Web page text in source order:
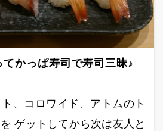
かっぱ寿司で寿司三昧♪
、コロワイド、アトムのト
ゲットしてから次は友人と